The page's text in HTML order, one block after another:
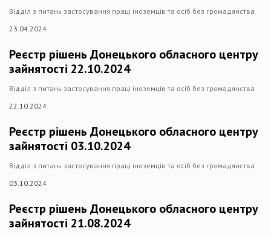
Відділ з питань застосування праці іноземців та осіб без громадянства
23.04.2024
Реєстр рішень Донецького обласного центру
зайнятості 22.10.2024
Відділ з питань застосування праці іноземців та осіб без громадянства
22.10.2024
Реєстр рішень Донецького обласного центру
зайнятості 03.10.2024
Відділ з питань застосування праці іноземців та осіб без громадянства
03.10.2024
Реєстр рішень Донецького обласного центру
зайнятості 21.08.2024